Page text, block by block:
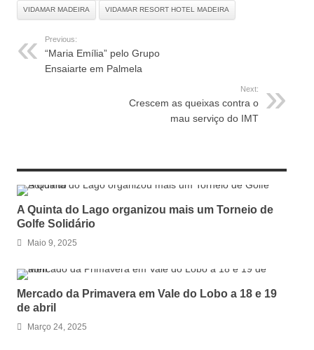
VIDAMAR MADEIRA VIDAMAR RESORT HOTEL MADEIRA
Previous:
“Maria Emília” pelo Grupo
Ensaiarte em Palmela
Next:
Crescem as queixas contra o
mau serviço do IMT
A Quinta do Lago organizou mais um Torneio de
Golfe Solidário
Maio 9, 2025
Mercado da Primavera em Vale do Lobo a 18 e 19
de abril
Março 24, 2025